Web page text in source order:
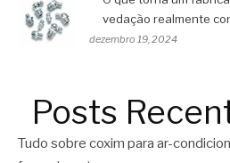
vedação realmente
dezembro 19, 2024
Posts
Tudo sobre coxim para ar-